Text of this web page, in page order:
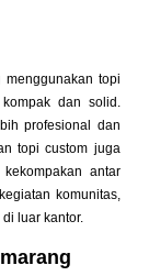
menggunakan topi
dan solid.
profesional dan
topi custom juga
antar
komunitas,
luar kantor.